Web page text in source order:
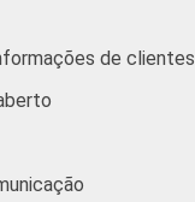
de clientes